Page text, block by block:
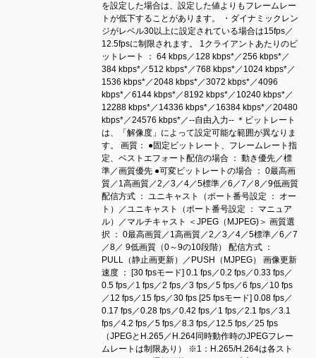
を設定した場合は、設定した値よりもフレームレー
トが低下することがあります。 ・ダイナミックレン
ジがレベル30以上に設定されている場合は15fps／
12.5fpsに制限されます。 1クライアントあたりのビ
ットレート ： 64 kbps／128 kbps*／256 kbps*／
384 kbps*／512 kbps*／768 kbps*／1024 kbps*／
1536 kbps*／2048 kbps*／3072 kbps*／4096
kbps*／6144 kbps*／8192 kbps*／10240 kbps*／
12288 kbps*／14336 kbps*／16384 kbps*／20480
kbps*／24576 kbps*／--自由入力-- ＊ビットレート
は、「解像度」によって設定可能な範囲が異なりま
す。 画質： ●固定ビットレート、フレームレート指
定、ベストエフォート配信の場合 ： 動き優先／標
準／画質優先 ●可変ビットレートの場合 ： 0最高画
質／1高画質／2／3／4／5標準／6／7／8／9低画質
配信方式 ： ユニキャスト（ポート番号設定 ： オー
ト）／ユニキャスト（ポート番号設定 ： マニュア
ル）／マルチキャスト ＜JPEG（MJPEG)＞ 画質選
択 ： 0最高画質／1高画質／2／3／4／5標準／6／7
／8／ 9低画質（0～9の10段階） 配信方式 ：
PULL（静止画更新）／PUSH（MJPEG） 画像更新
速度 ： [30 fpsモード] 0.1 fps／0.2 fps／0.33 fps／
0.5 fps／1 fps／2 fps／3 fps／5 fps／6 fps／10 fps
／12 fps／15 fps／30 fps [25 fpsモード] 0.08 fps／
0.17 fps／0.28 fps／0.42 fps／1 fps／2.1 fps／3.1
fps／4.2 fps／5 fps／8.3 fps／12.5 fps／25 fps
（JPEGとH.265／H.264同時動作時のJPEGフレー
ムレートは制限あり） ※1：H.265/H.264は各スト